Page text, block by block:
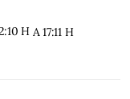
H A17:11 H